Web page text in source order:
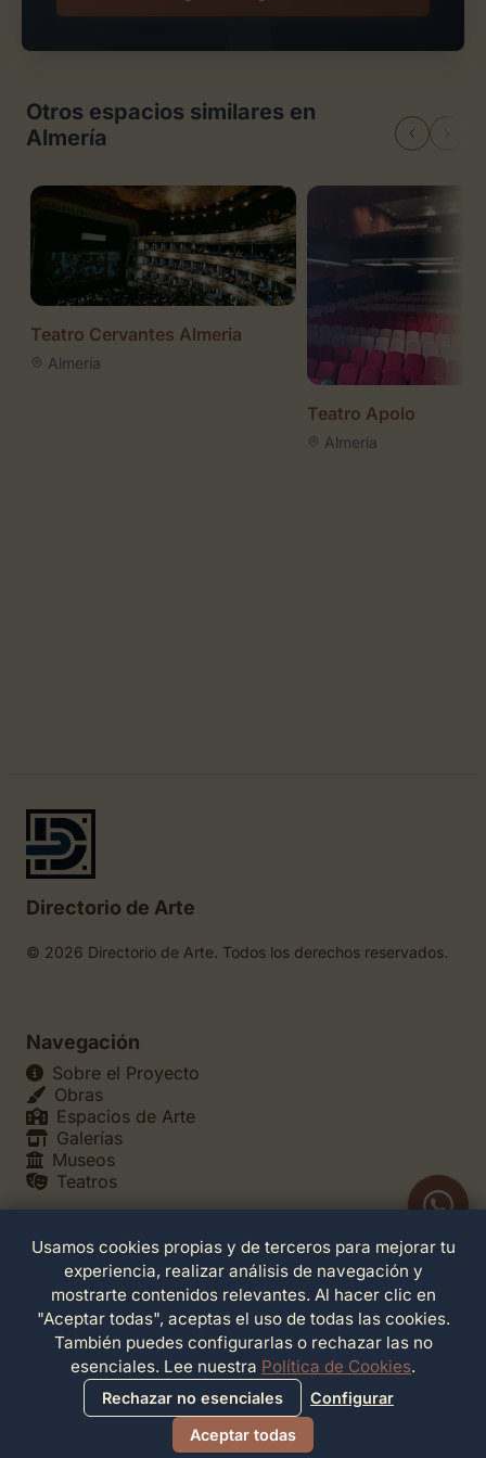
Otros espacios similares en
Almería
Teatro Cervantes Almeria
Almería
Teatro Apolo
Almería
Directorio de Arte
© 2026 Directorio de Arte. Todos los derechos reservados.
Navegación
Sobre el Proyecto
Obras
Espacios de Arte
Galerías
Museos
Teatros
Legales
Política de Privacidad
Política de Cookies
Configuración de Cookies
Términos de Servicio
Contacto
Usamos cookies propias y de terceros para mejorar tu
experiencia, realizar análisis de navegación y
mostrarte contenidos relevantes. Al hacer clic en
"Aceptar todas", aceptas el uso de todas las cookies.
También puedes configurarlas o rechazar las no
esenciales. Lee nuestra Política de Cookies.
Rechazar no esenciales
Configurar
Aceptar todas